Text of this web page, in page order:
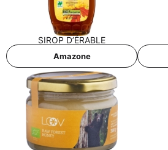
SIROP D’É­RA­BLE
Ama­zo­ne